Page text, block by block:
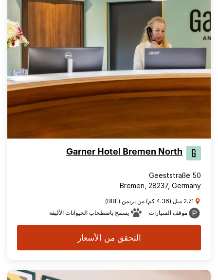
Garner Hotel Bremen North
Geeststraße 50
Bremen, 28237, Germany
2.71 ميل (4.36 كم) من بريمن (BRE)
موقف السيارات
يسمح باصطحاب الحيوانات الأليفة
التحقق من الأسعار